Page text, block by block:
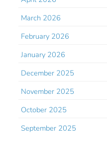
March 2026
February 2026
January 2026
December 2025
November 2025
October 2025
September 2025